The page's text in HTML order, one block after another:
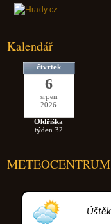
Kalendář
čtvrtek
6
srpen
2026
Oldřiška
týden 32
METEOCENTRUM